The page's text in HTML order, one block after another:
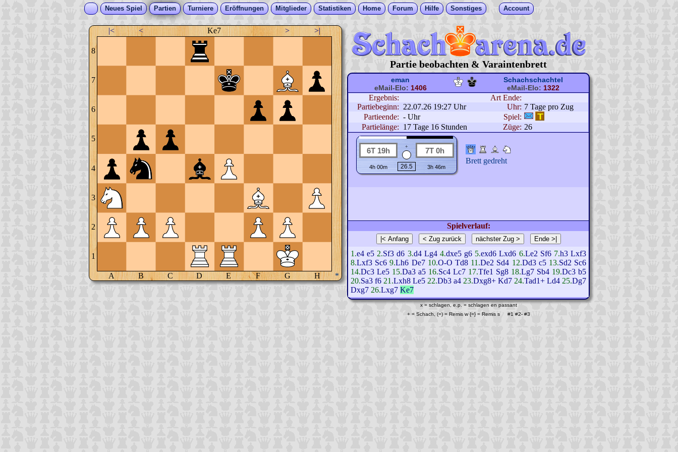
Neues Spiel Partien Turniere Eröffnungen Mitglieder Statistiken Home Forum Hilfe Sonstiges Account
|< < Ke7 > >|
8
7
6
5
4
3
2
1
A B C D E F G H *
Partie beobachten & Varaintenbrett
eman
eMail-Elo: 1406
Schachschachtel
eMail-Elo: 1322
Ergebnis:
Art Ende:
Partiebeginn: 22.07.26 19:27 Uhr Uhr: 7 Tage pro Zug
Partieende: - Uhr
Spiel:
Partielänge: 17 Tage 16 Stunden Züge: 26
+
Brett gedreht
Spielverlauf:
1.e4 e5 2.Sf3 d6 3.d4 Lg4 4.dxe5 g6 5.exd6 Lxd6 6.Le2 Sf6 7.h3 Lxf3
8.Lxf3 Sc6 9.Lh6 De7 10.O-O Td8 11.De2 Sd4 12.Dd3 c5 13.Sd2 Sc6
14.Dc3 Le5 15.Da3 a5 16.Sc4 Lc7 17.Tfe1 Sg8 18.Lg7 Sb4 19.Dc3 b5
20.Sa3 f6 21.Lxh8 Le5 22.Db3 a4 23.Dxg8+ Kd7 24.Tad1+ Ld4 25.Dg7
Dxg7 26.Lxg7 Ke7
x = schlagen, e.p. = schlagen en passant
+ = Schach, (=) = Remis w {=} = Remis s #1 #2-#3